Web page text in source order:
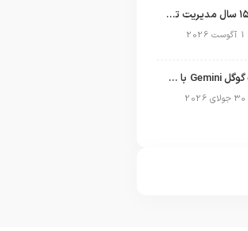
نگاهی به ۱۵ سال مدیریت تیم کوک در اپل
نسخه مک گوگل Gemini با قابلیت تحلیل صفحه و دستورات صوتی در به‌روزرسانی جدید